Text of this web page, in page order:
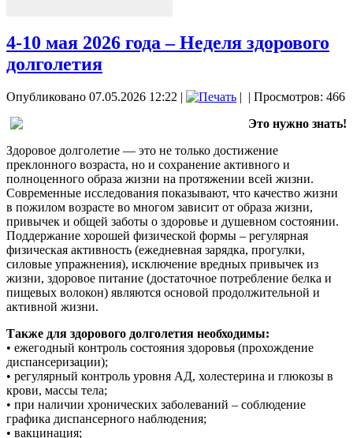
4-10 мая 2026 года – Неделя здорового
долголетия
Опубликовано 07.05.2026 12:22 | | | Просмотров: 466
Это нужно знать!
Здоровое долголетие — это не только достижение
преклонного возраста, но и сохранение активного и
полноценного образа жизни на протяжении всей жизни.
Современные исследования показывают, что качество жизни
в пожилом возрасте во многом зависит от образа жизни,
привычек и общей заботы о здоровье и душевном состоянии.
Поддержание хорошей физической формы – регулярная
физическая активность (ежедневная зарядка, прогулки,
силовые упражнения), исключение вредных привычек из
жизни, здоровое питание (достаточное потребление белка и
пищевых волокон) являются основой продолжительной и
активной жизни.
Также для здорового долголетия необходимы:
• ежегодный контроль состояния здоровья (прохождение
диспансеризации);
• регулярный контроль уровня АД, холестерина и глюкозы в
крови, массы тела;
• при наличии хронических заболеваний – соблюдение
графика диспансерного наблюдения;
• вакцинация;